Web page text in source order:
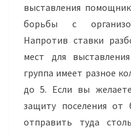
выставления
борьбы с
Напротив ставки
мест для
группа имеет разное
до 5. Если вы
защиту поселения
отправить туда